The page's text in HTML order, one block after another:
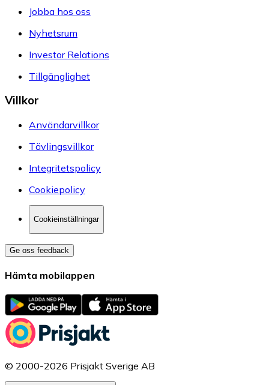
Jobba hos oss
Nyhetsrum
Investor Relations
Tillgänglighet
Villkor
Användarvillkor
Tävlingsvillkor
Integritetspolicy
Cookiepolicy
Cookieinställningar
Ge oss feedback
Hämta mobilappen
© 2000-2026 Prisjakt Sverige AB